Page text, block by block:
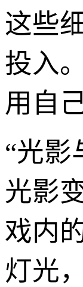
这些
投入
用自
“光影
光影
戏内
灯光